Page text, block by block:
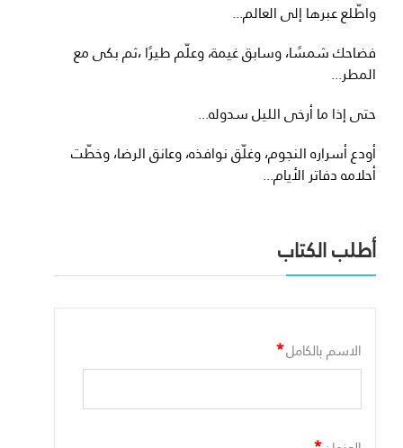
واطّلع عبرها إلى العالم...
فضاحك شمسًا، وسابق غيمة، وعلّم طيرًا ،ثم بكى مع
المطر...
حتى إذا ما أرخى الليل سدوله...
أودع أسراره النجوم، وغلّق نوافذه، وعانق الرضا، وخطّت
أحلامه دفاتر الأيام...
أطلب الكتاب
الاسم بالكامل*